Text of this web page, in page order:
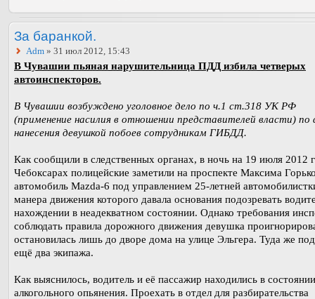
За баранкой.
Adm » 31 июл 2012, 15:43
В Чувашии пьяная нарушительница ПДД избила четверых
автоинспекторов.
В Чувашии возбуждено уголовное дело по ч.1 ст.318 УК РФ
(применение насилия в отношении представителей власти)
нанесения девушкой побоев сотрудникам ГИБДД.
Как сообщили в следственных органах, в ночь на 19 июля 2012
Чебоксарах полицейские заметили на проспекте Максима
автомобиль Mazda-6 под управлением 25-летней
манера движения которого давала основания подозревать
нахождении в неадекватном состоянии. Однако требования
соблюдать правила дорожного движения девушка
остановилась лишь до дворе дома на улице Эльгера. Туда же
ещё два экипажа.
Как выяснилось, водитель и её пассажир находились в состоянии
алкогольного опьянения. Проехать в отдел для разбирательства